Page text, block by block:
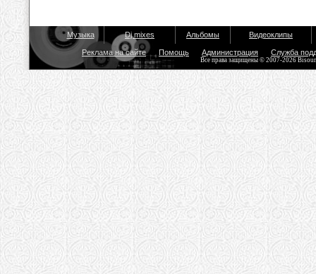
Музыка Dj mixes Альбомы Видеоклипы
Реклама на сайте Помощь Администрация Служба
Все права защищены © 2007-2026